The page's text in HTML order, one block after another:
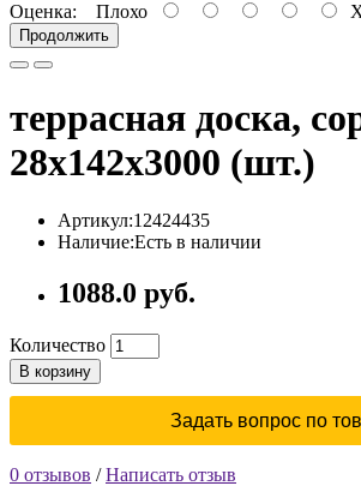
Оценка: Плохо
Продолжить
террасная доска,
28x142x3000 (шт.)
Артикул:12424435
Наличие:Есть в наличии
1088.0 руб.
Количество
В корзину
Задать вопрос по
0 отзывов /Написать отзыв